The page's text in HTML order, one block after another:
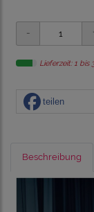
Lieferzeit: 1 bis
teilen
Beschreibung